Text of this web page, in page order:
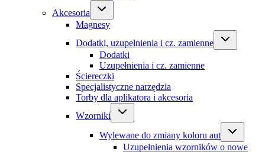
Akcesoria
Magnesy
Dodatki, uzupełnienia i cz. zamienne
Dodatki
Uzupełnienia i cz. zamienne
Ściereczki
Specjalistyczne narzędzia
Torby dla aplikatora i akcesoria
Wzorniki
Wylewane do zmiany koloru aut
Uzupełnienia wzorników o nowe